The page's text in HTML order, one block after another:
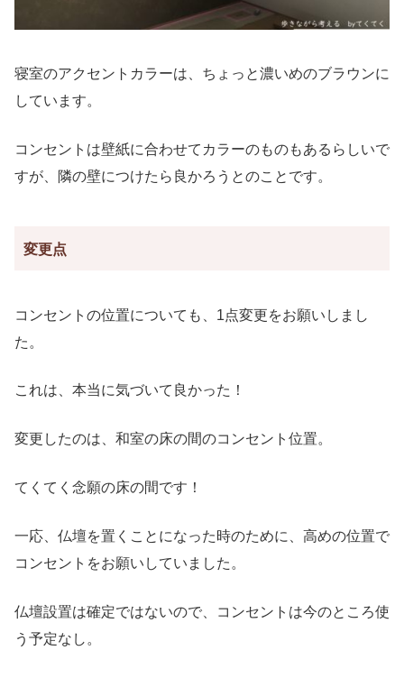
寝室のアクセントカラーは、ちょっと濃いめのブラウンに
しています。
コンセントは壁紙に合わせてカラーのものもあるらしいで
すが、隣の壁につけたら良かろうとのことです。
変更点
コンセントの位置についても、1点変更をお願いしまし
た。
これは、本当に気づいて良かった！
変更したのは、和室の床の間のコンセント位置。
てくてく念願の床の間です！
一応、仏壇を置くことになった時のために、高めの位置で
コンセントをお願いしていました。
仏壇設置は確定ではないので、コンセントは今のところ使
う予定なし。